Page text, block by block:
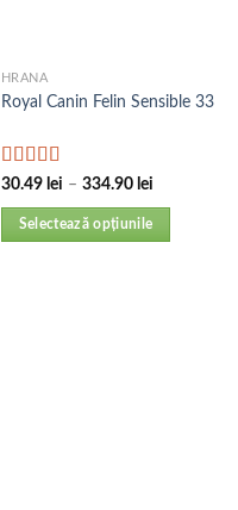
HRANA
Royal Canin Felin Sensible 33
Evaluat la
30.49 lei – 334.90 lei
Selectează opțiunile